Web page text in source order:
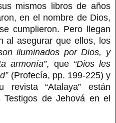
mismos libros de años
en el nombre de Dios,
cumplieron. Pero llegan
al asegurar que ellos, los
iluminados por Dios, y
armonía”, que “Dios les
(Profecía, pp. 199-225) y
“Atalaya” están
de Jehová en el